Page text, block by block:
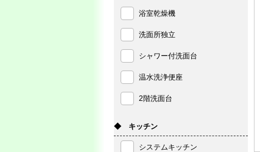
浴室乾燥機
洗面所独立
シャワー付洗面台
温水洗浄便座
2階洗面台
◆ キッチン
システムキッチン